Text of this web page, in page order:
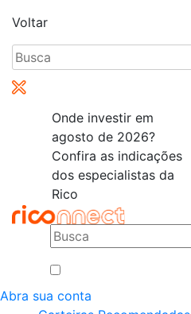
Voltar
Pesquisar
por:
Onde investir em
agosto de 2026?
Confira as indicações
dos especialistas da
Rico
Abra sua conta